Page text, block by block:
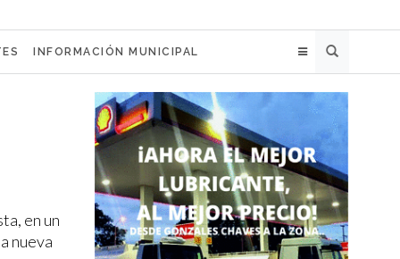
INFORMACIÓN MUNICIPAL
en un
nueva